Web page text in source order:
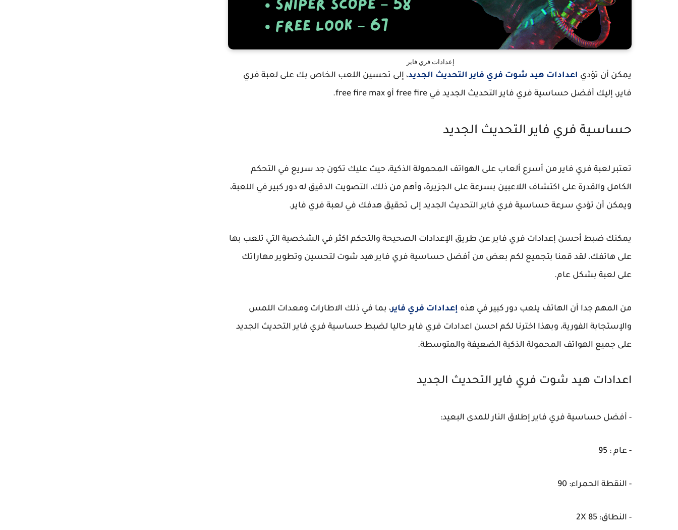
إعدادات فري فاير
يمكن أن تؤدي اعدادات هيد شوت فري فاير التحديث الجديد، إلى تحسين اللعب الخاص بك على لعبة فري
فاير، إليك أفضل حساسية فري فاير التحديث الجديد في free fire أو free fire max.
حساسية فري فاير التحديث الجديد
تعتبر لعبة فري فاير من أسرع ألعاب على الهواتف المحمولة الذكية، حيث عليك تكون جد سريع في التحكم
الكامل والقدرة على اكتشاف اللاعبين بسرعة على الجزيرة، وأهم من ذلك، التصويت الدقيق له دور كبير في اللعبة،
ويمكن أن تؤدي سرعة حساسية فري فاير التحديث الجديد إلى تحقيق هدفك في لعبة فري فاير.
يمكنك ضبط أحسن إعدادات فري فاير عن طريق الإعدادات الصحيحة والتحكم اكثر في الشخصية التي تلعب بها
على هاتفك، لقد قمنا بتجميع لكم بعض من أفضل حساسية فري فاير هيد شوت لتحسين وتطوير مهاراتك
على لعبة بشكل عام.
من المهم جدا أن الهاتف يلعب دور كبير في هذه إعدادات فري فاير، بما في ذلك الاطارات ومعدات اللمس
والإستجابة الفورية، وبهذا اخترنا لكم احسن اعدادات فري فاير حاليا لضبط حساسية فري فاير التحديث الجديد
على جميع الهواتف المحمولة الذكية الضعيفة والمتوسطة.
اعدادات هيد شوت فري فاير التحديث الجديد
- أفضل حساسية فري فاير إطلاق النار للمدى البعيد:
- عام : 95
- النقطة الحمراء: 90
- النطاق: 2X 85